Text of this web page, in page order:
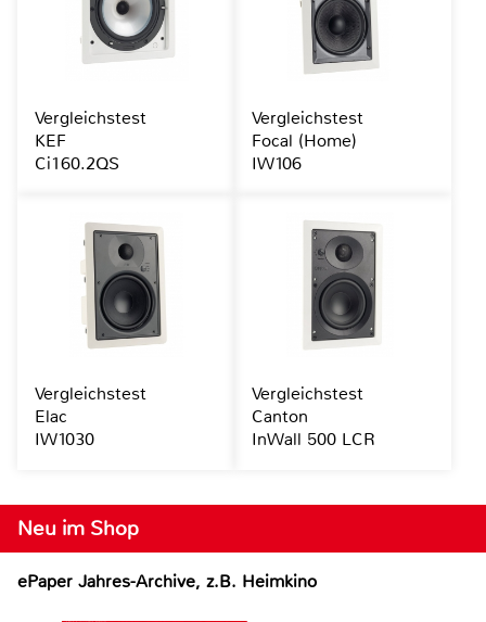
Neu im Shop
ePaper Jahres-Archive, z.B. Heimkino
Vergleichstest
KEF
Ci160.2QS
Vergleichstest
Focal (Home)
IW106
Vergleichstest
Elac
IW1030
Vergleichstest
Canton
InWall 500 LCR